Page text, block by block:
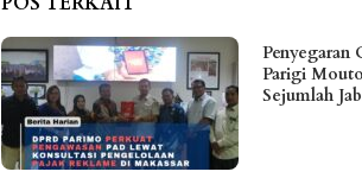
Penyegaran
Parigi
Sejumlah